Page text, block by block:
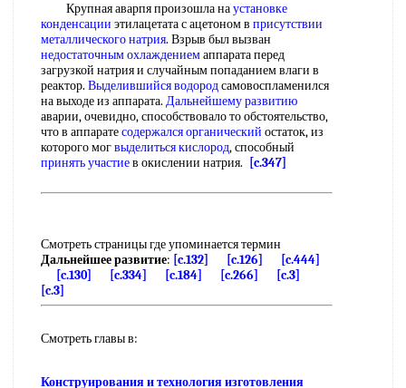
Крупная аварпя произошла наустановке
конденсации этилацетата с ацетоном в присутствии
металлического натрия. Взрыв был вызван
недостаточным охлаждениемаппарата перед
загрузкой натрия и случайным попаданием влаги в
реактор. Выделившийся водородсамовоспламенился
на выходе из аппарата. Дальнейшему развитию
аварии, очевидно, способствовало то обстоятельство,
что в аппаратесодержался органический остаток, из
которого могвыделиться кислород, способный
принять участиев окислении натрия. [c.347]
Смотреть страницы где упоминается термин
Дальнейшее развитие: [c.132] [c.126]
[c.444]
[c.130]
[c.334] [c.184] [c.266]
[c.3]
[c.3]
Смотреть главы в:
Конструирования и технология изготовления